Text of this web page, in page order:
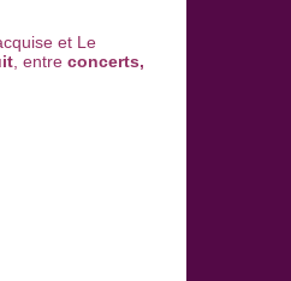
et Le
, entre concerts,